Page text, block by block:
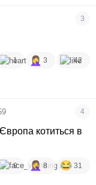
3
1 3 42
4
котиться в
9 8 31